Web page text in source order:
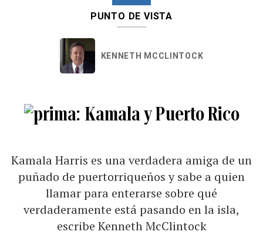
PUNTO DE VISTA
KENNETH MCCLINTOCK
Kamala y Puerto Rico
Kamala Harris es una verdadera amiga de un
puñado de puertorriqueños y sabe a quien
llamar para enterarse sobre qué
verdaderamente está pasando en la isla,
escribe Kenneth McClintock